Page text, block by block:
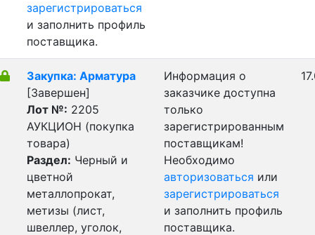
зарегистрироваться
и заполнить профиль
поставщика.
Закупка: Арматура
[Завершен]
Лот №: 2205
АУКЦИОН (покупка
товара)
Раздел: Черный и
цветной
металлопрокат,
метизы (лист,
швеллер, уголок,
Информация о
заказчике доступна
только
зарегистрированным
поставщикам!
Необходимо
авторизоваться или
зарегистрироваться
и заполнить профиль
поставщика.